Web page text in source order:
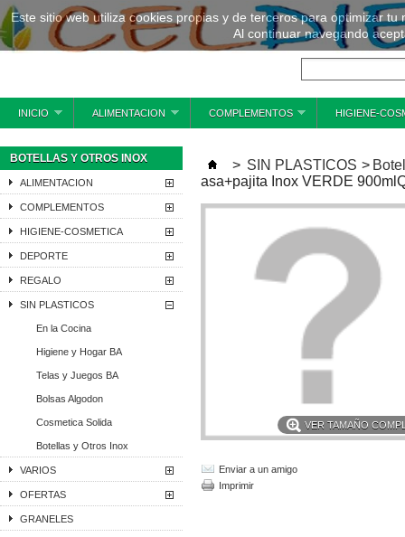
INICIO ALIMENTACION COMPLEMENTOS HIGIENE-
BOTELLAS Y OTROS INOX
ALIMENTACION
COMPLEMENTOS
HIGIENE-COSMETICA
DEPORTE
REGALO
SIN PLASTICOS
En la Cocina
Higiene y Hogar BA
Telas y Juegos BA
Bolsas Algodon
Cosmetica Solida
Botellas y Otros Inox
VARIOS
OFERTAS
GRANELES
> SIN PLASTICOS >
asa+pajita Inox VERDE
VER TAMAÑO
Enviar a un amigo
Imprimir
Este sitio web utiliza cookies propias y de terceros para optimizar
Al continuar navegando